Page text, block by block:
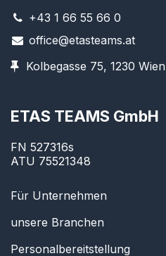
+43 1 66 55 66 0
office@etasteams.at
Kolbegasse 75, 1230 Wien
ETAS TEAMS GmbH
FN 527316s
ATU 75521348
Für Unternehmen
unsere Branchen
Personalbereitstellung